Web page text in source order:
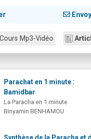
Cours Mp3-Vidéo
Parachat en 1 minute :
Bamidbar
La Paracha en 1 minute
Binyamin BENHAMOU
Synthèse de la Paracha et